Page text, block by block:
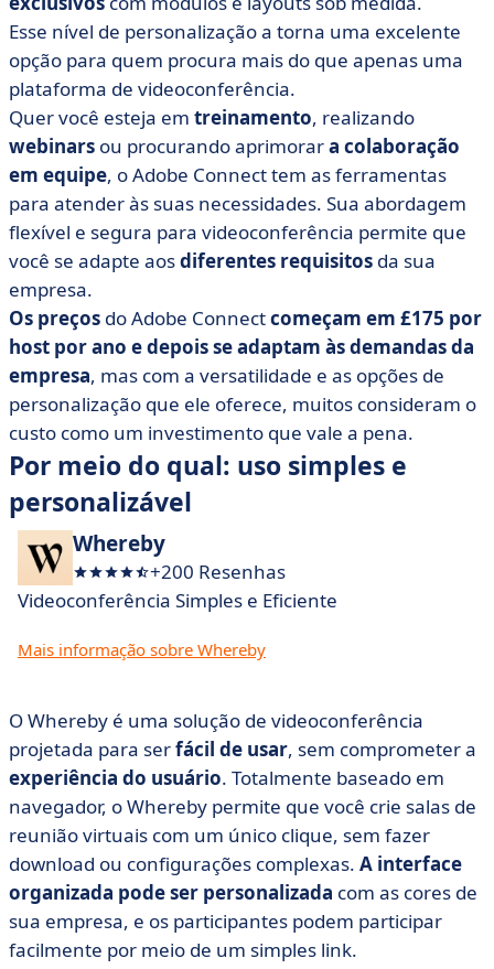
Esse nível de personalização a torna uma excelente
opção para quem procura mais do que apenas uma
plataforma de videoconferência.
Quer você esteja em treinamento, realizando
webinars ou procurando aprimorara colaboração
em equipe, o Adobe Connect tem as ferramentas
para atender às suas necessidades. Sua abordagem
flexível e segura para videoconferência permite que
você se adapte aosdiferentes requisitos da sua
empresa.
Os preços do Adobe Connectcomeçam em £175 por
host por ano e depois se adaptam às demandas da
empresa, mas com a versatilidade e as opções de
personalização que ele oferece, muitos consideram o
custo como um investimento que vale a pena.
Por meio do qual: uso simples e
personalizável
Whereby
+200 Resenhas
Videoconferência Simples e Eficiente
Mais informação sobre Whereby
O Whereby é uma solução de videoconferência
projetada para serfácil de usar, sem comprometer a
experiência do usuário. Totalmente baseado em
navegador, o Whereby permite que você crie salas de
reunião virtuais com um único clique, sem fazer
download ou configurações complexas. A interface
organizada pode ser personalizada com as cores de
sua empresa, e os participantes podem participar
facilmente por meio de um simples link.